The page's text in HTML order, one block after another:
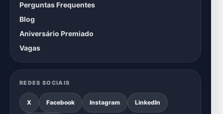
Perguntas Frequentes
Blog
Aniversário Premiado
Vagas
REDES SOCIAIS
X Facebook Instagram LinkedIn